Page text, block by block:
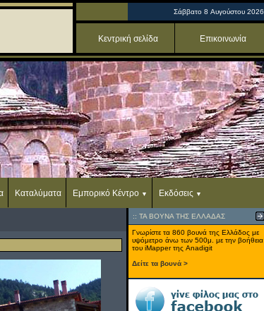
Σάββατο 8 Αυγούστου 2026
Κεντρική σελίδα Επικοινωνία
Καταλύματα Εμπορικό Κέντρο Εκδόσεις
:: ΤΑ ΒΟΥΝΑ ΤΗΣ ΕΛΛΑΔΑΣ
Γνωρίστε τα 860 βουνά της Ελλάδος με
υψόμετρο άνω των 500μ. με την βοήθεια
του iMapper της Anadigit
Δείτε τα βουνά >